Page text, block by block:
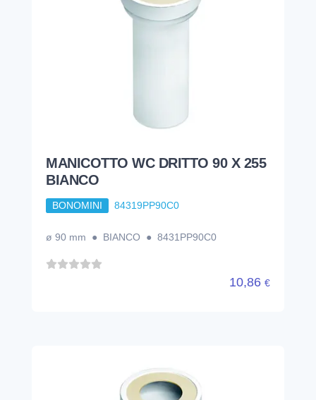
MANICOTTO WC DRITTO 90 X 255
BIANCO
BONOMINI 84319PP90C0
ø 90 mm ● BIANCO ● 8431PP90C0
10,86 €